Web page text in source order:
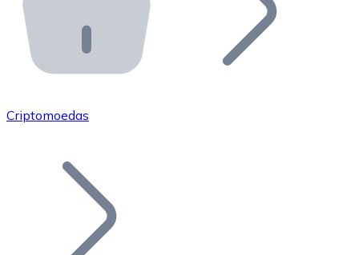
API Bitnovo
Integre nossa API no seu ecossistema.
Junte-se à nossa rede de revendedores e comercialize
Adicione o token do seu projeto ao nosso serviço de
Criptomoedas